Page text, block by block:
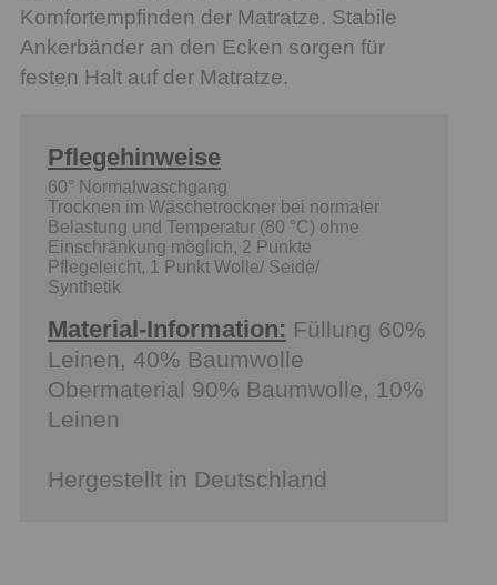
Komfortempfinden der Matratze. Stabile
Ankerbänder an den Ecken sorgen für
festen Halt auf der Matratze.
Pflegehinweise
60° Normalwaschgang
Trocknen im Wäschetrockner bei normaler
Belastung und Temperatur (80 °C) ohne
Einschränkung möglich, 2 Punkte
Pflegeleicht, 1 Punkt Wolle/ Seide/
Synthetik
Material-Information: Füllung 60%
Leinen, 40% Baumwolle
Obermaterial 90% Baumwolle, 10%
Leinen
Hergestellt in Deutschland